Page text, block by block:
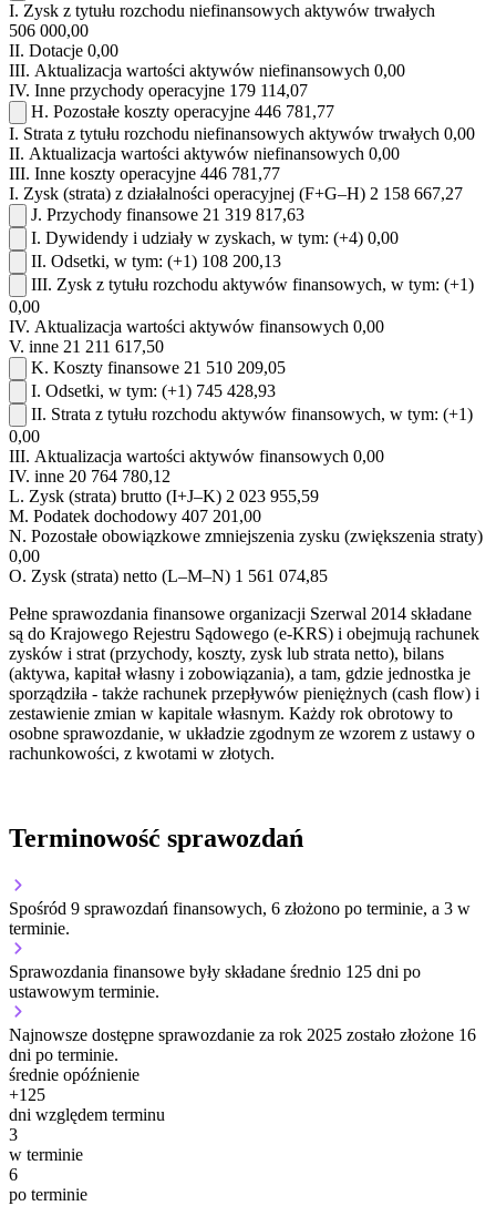
I. Zysk z tytułu rozchodu niefinansowych aktywów trwałych
506 000,00
II. Dotacje 0,00
III. Aktualizacja wartości aktywów niefinansowych 0,00
IV. Inne przychody operacyjne 179 114,07
H. Pozostałe koszty operacyjne 446 781,77
I. Strata z tytułu rozchodu niefinansowych aktywów trwałych 0,00
II. Aktualizacja wartości aktywów niefinansowych 0,00
III. Inne koszty operacyjne 446 781,77
I. Zysk (strata) z działalności operacyjnej (F+G–H) 2 158 667,27
J. Przychody finansowe 21 319 817,63
I. Dywidendy i udziały w zyskach, w tym: (+4) 0,00
II. Odsetki, w tym: (+1) 108 200,13
III. Zysk z tytułu rozchodu aktywów finansowych, w tym: (+1)
0,00
IV. Aktualizacja wartości aktywów finansowych 0,00
V. inne 21 211 617,50
K. Koszty finansowe 21 510 209,05
I. Odsetki, w tym: (+1) 745 428,93
II. Strata z tytułu rozchodu aktywów finansowych, w tym: (+1)
0,00
III. Aktualizacja wartości aktywów finansowych 0,00
IV. inne 20 764 780,12
L. Zysk (strata) brutto (I+J–K) 2 023 955,59
M. Podatek dochodowy 407 201,00
N. Pozostałe obowiązkowe zmniejszenia zysku (zwiększenia straty)
0,00
O. Zysk (strata) netto (L–M–N) 1 561 074,85
Pełne sprawozdania finansowe organizacji Szerwal 2014 składane
są do Krajowego Rejestru Sądowego (e-KRS) i obejmują rachunek
zysków i strat (przychody, koszty, zysk lub strata netto), bilans
(aktywa, kapitał własny i zobowiązania), a tam, gdzie jednostka je
sporządziła - także rachunek przepływów pieniężnych (cash flow) i
zestawienie zmian w kapitale własnym. Każdy rok obrotowy to
osobne sprawozdanie, w układzie zgodnym ze wzorem z ustawy o
rachunkowości, z kwotami w złotych.
Terminowość sprawozdań
Spośród 9 sprawozdań finansowych, 6 złożono po terminie, a 3 w
terminie.
Sprawozdania finansowe były składane średnio 125 dni po
ustawowym terminie.
Najnowsze dostępne sprawozdanie za rok 2025 zostało złożone 16
dni po terminie.
średnie opóźnienie
+125
dni względem terminu
3
w terminie
6
po terminie